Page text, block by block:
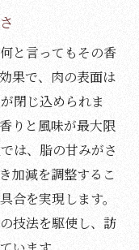
と言ってもその香
果で、肉の表面は
閉じ込められま
りと風味が最大限
は、脂の甘みがさ
加減を調整するこ
合を実現します。
技法を駆使し、訪